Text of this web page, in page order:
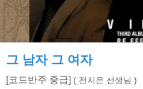
그 남자 그 여자
[코드반주 중급] ( 전지은 선생님 )